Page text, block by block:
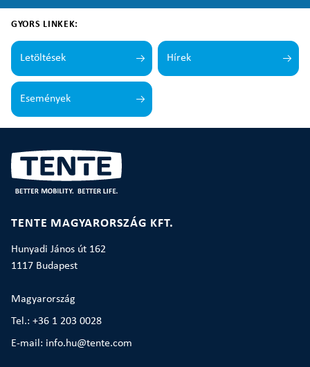
GYORS LINKEK:
Letöltések Hírek
Események
TENTE MAGYARORSZÁG KFT.
Hunyadi János út 162
1117 Budapest
Magyarország
Tel.: +36 1 203 0028
E-mail: info.hu@tente.com